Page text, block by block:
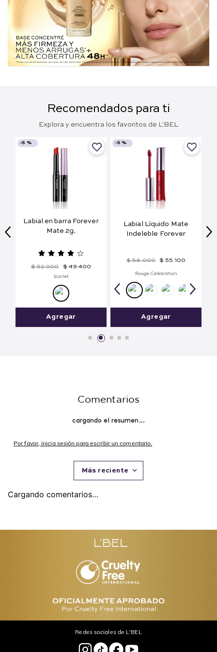
Recomendados para ti
Explora y encuentra los favoritos de L'BEL
-5 %
Labial en barra Forever
Mate 2g.
$ 52.000 $ 49.400
Scarlet
Agregar
-5 %
Labial Líquido Mate
Indeleble Forever
$ 58.000 $ 55.100
Rouge Célébration
Agregar
Comentarios
cargando el resumen…
Por favor, inicia sesión para escribir un comentario.
Más reciente
Cargando comentarios…
Redes sociales de L'BEL